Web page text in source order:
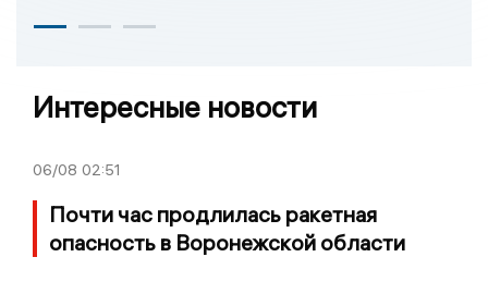
Интересные новости
06/08 02:51
Почти час продлилась ракетная
опасность в Воронежской области